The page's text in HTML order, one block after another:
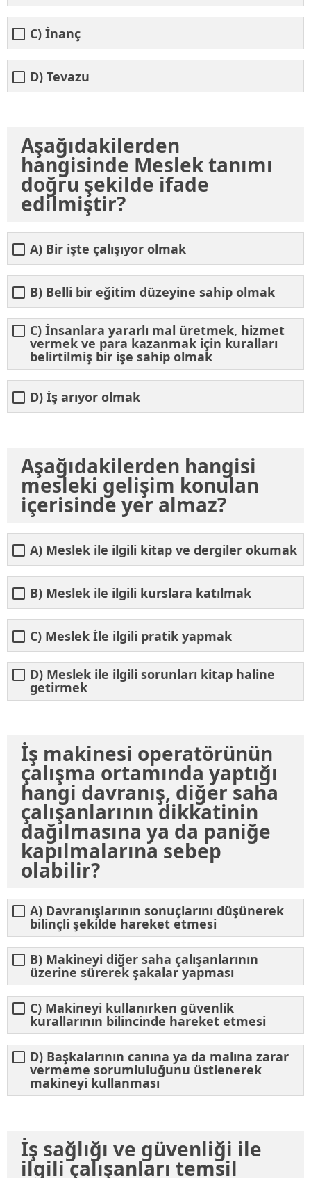
C) İnanç
D) Tevazu
Aşağıdakilerden
hangisinde Meslek tanımı
doğru şekilde ifade
edilmiştir?
A) Bir işte çalışıyor olmak
B) Belli bir eğitim düzeyine sahip olmak
C) İnsanlara yararlı mal üretmek, hizmet
vermek ve para kazanmak için kuralları
belirtilmiş bir işe sahip olmak
D) İş arıyor olmak
Aşağıdakilerden hangisi
mesleki gelişim konulan
içerisinde yer almaz?
A) Meslek ile ilgili kitap ve dergiler okumak
B) Meslek ile ilgili kurslara katılmak
C) Meslek İle ilgili pratik yapmak
D) Meslek ile ilgili sorunları kitap haline
getirmek
İş makinesi operatörünün
çalışma ortamında yaptığı
hangi davranış, diğer saha
çalışanlarının dikkatinin
dağılmasına ya da paniğe
kapılmalarına sebep
olabilir?
A) Davranışlarının sonuçlarını düşünerek
bilinçli şekilde hareket etmesi
B) Makineyi diğer saha çalışanlarının
üzerine sürerek şakalar yapması
C) Makineyi kullanırken güvenlik
kurallarının bilincinde hareket etmesi
D) Başkalarının canına ya da malına zarar
vermeme sorumluluğunu üstlenerek
makineyi kullanması
İş sağlığı ve güvenliği ile
ilgili çalışanları temsil